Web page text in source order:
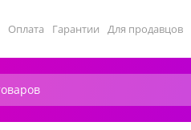
Оплата Гарантии Для продавцов